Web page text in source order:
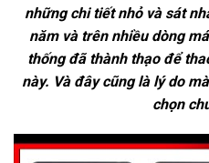
những chi tiết nhỏ và sát
năm và trên nhiều dòng
thống đã thành thạo để
này. Và đây cũng là lý do
chọn